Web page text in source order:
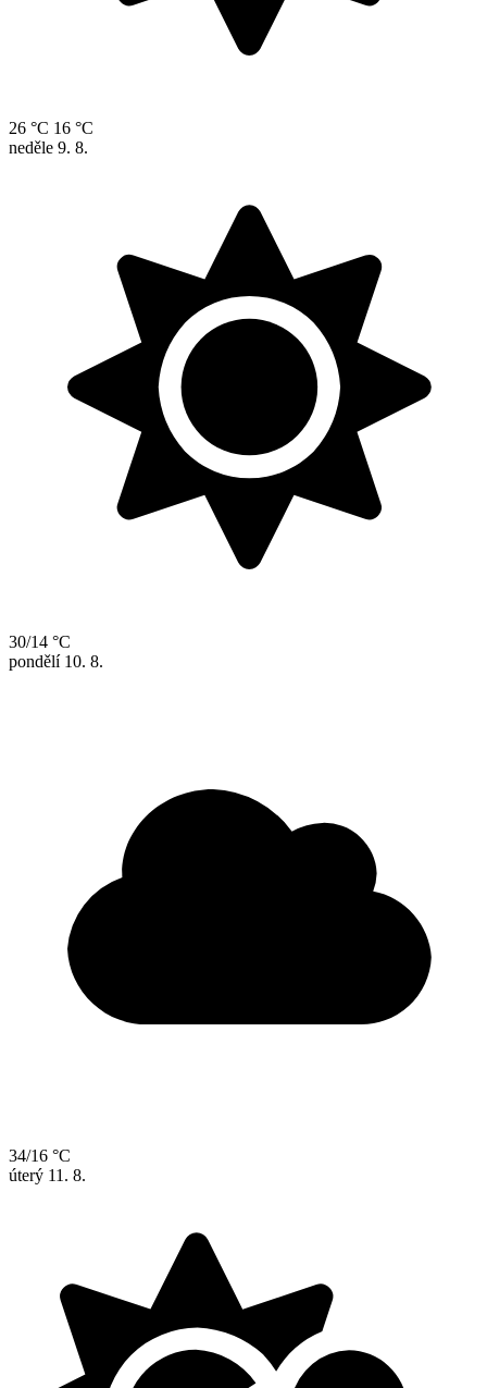
26 °C 16 °C
neděle 9. 8.
30/14 °C
pondělí 10. 8.
34/16 °C
úterý 11. 8.